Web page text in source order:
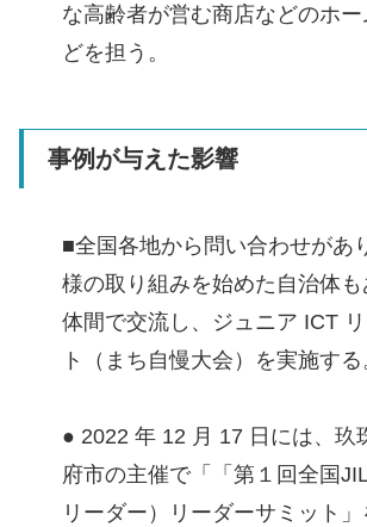
な高齢者が営む商店などのホ
どを担う。
事例が与えた影響
■全国各地から問い合わせがあ
様の取り組みを始めた自治体
体間で交流し、ジュニア ICT
ト（まち自慢大会）を実施する
● 2022 年 12 月 17 日には、玖
府市の主催で「「第１回全国
リーダー）リーダーサミット